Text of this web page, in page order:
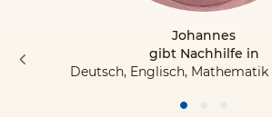
Johannes
gibt Nachhilfe in
Deutsch, Englisch,